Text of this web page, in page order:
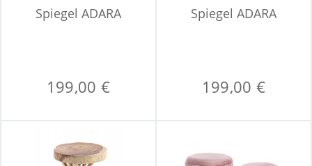
Spiegel ADARA
199,00 €
Spiegel ADARA
199,00 €